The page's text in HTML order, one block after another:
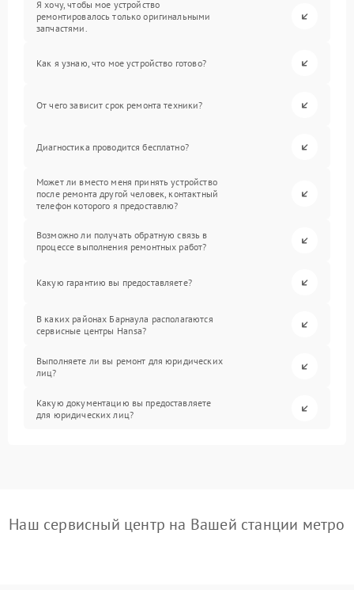
Я хочу, чтобы мое устройство
ремонтировалось только оригинальными
запчастями.
Как я узнаю, что мое устройство готово?
От чего зависит срок ремонта техники?
Диагностика проводится бесплатно?
Может ли вместо меня принять устройство
после ремонта другой человек, контактный
телефон которого я предоставлю?
Возможно ли получать обратную связь в
процессе выполнения ремонтных работ?
Какую гарантию вы предоставляете?
В каких районах Барнаула располагаются
сервисные центры Hansa?
Выполняете ли вы ремонт для юридических
лиц?
Какую документацию вы предоставляете
для юридических лиц?
Наш сервисный центр на Вашей станции метро